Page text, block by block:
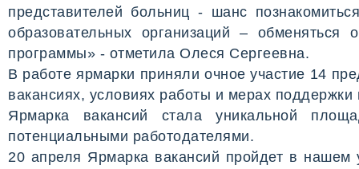
представителей больниц - шанс
образовательных организаций – обменяться
программы» - отметила Олеся Сергеевна.
В работе ярмарки приняли очное участие 14
вакансиях, условиях работы и мерах
Ярмарка вакансий стала уникальной
потенциальными работодателями.
20 апреля Ярмарка вакансий пройдет в нашем